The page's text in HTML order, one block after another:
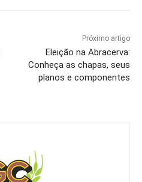
Próximo artigo
Eleição na Abracerva:
Conheça as chapas, seus
planos e componentes